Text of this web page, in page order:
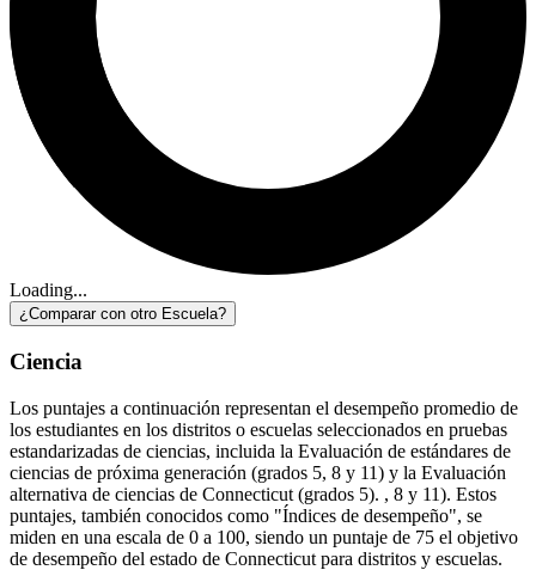
Loading...
¿Comparar con otro Escuela?
Ciencia
Los puntajes a continuación representan el desempeño promedio de
los estudiantes en los distritos o escuelas seleccionados en pruebas
estandarizadas de ciencias, incluida la Evaluación de estándares de
ciencias de próxima generación (grados 5, 8 y 11) y la Evaluación
alternativa de ciencias de Connecticut (grados 5). , 8 y 11). Estos
puntajes, también conocidos como "Índices de desempeño", se
miden en una escala de 0 a 100, siendo un puntaje de 75 el objetivo
de desempeño del estado de Connecticut para distritos y escuelas.